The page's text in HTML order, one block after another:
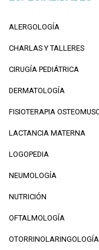
ALERGOLOGÍA
CHARLAS Y TALLERES
CIRUGÍA PEDIÁTRICA
DERMATOLOGÍA
FISIOTERAPIA
LACTANCIA MATERNA
LOGOPEDIA
NEUMOLOGÍA
NUTRICIÓN
OFTALMOLOGÍA
OTORRINOLARINGOLOGÍA